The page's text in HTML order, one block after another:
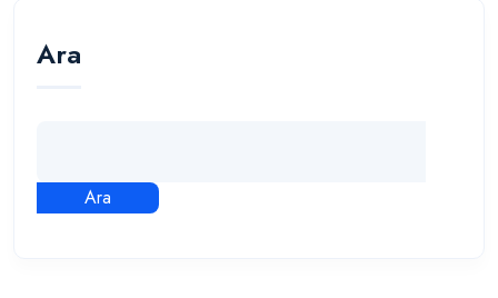
Ara
Ara